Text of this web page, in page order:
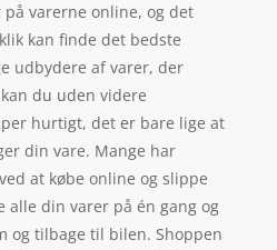
varerne online, og det
kan finde det bedste
udbydere af varer, der
du uden videre
hurtigt, det er bare lige at
din vare. Mange har
at købe online og slippe
din varer på én gang og
og tilbage til bilen. Shoppen